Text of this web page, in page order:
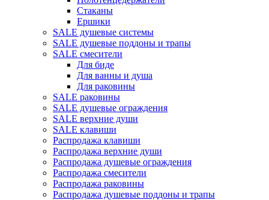
Стаканы
Ершики
SALE душевые системы
SALE душевые поддоны и трапы
SALE смесители
Для биде
Для ванны и душа
Для раковины
SALE раковины
SALE душевые ограждения
SALE верхние души
SALE клавиши
Распродажа клавиши
Распродажа верхние души
Распродажа душевые ограждения
Распродажа смесители
Распродажа раковины
Распродажа душевые поддоны и трапы